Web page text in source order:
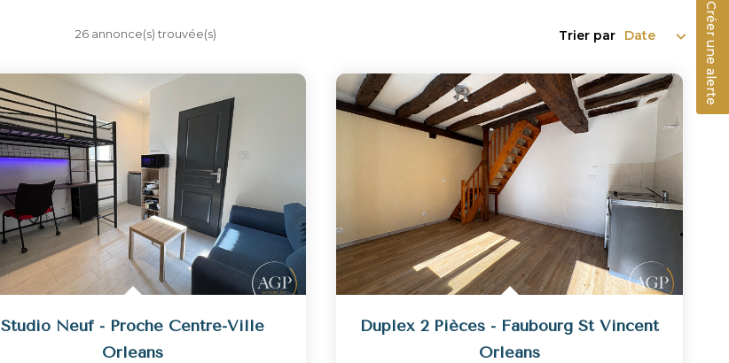
Créer une alerte
26 annonce(s) trouvée(s) Trier par
Studio Neuf - Proche Centre-Ville
Orleans
Duplex 2 Pièces - Faubourg St Vincent
Orleans